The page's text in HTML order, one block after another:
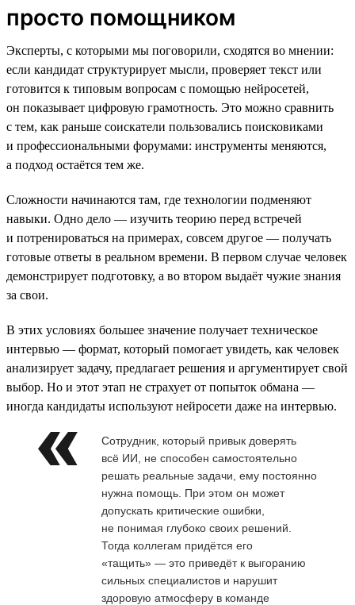
просто помощником
Эксперты, с которыми мы поговорили, сходятся во мнении:
если кандидат структурирует мысли, проверяет текст или
готовится к типовым вопросам с помощью нейросетей,
он показывает цифровую грамотность. Это можно сравнить
с тем, как раньше соискатели пользовались поисковиками
и профессиональными форумами: инструменты меняются,
а подход остаётся тем же.
Сложности начинаются там, где технологии подменяют
навыки. Одно дело — изучить теорию перед встречей
и потренироваться на примерах, совсем другое — получать
готовые ответы в реальном времени. В первом случае человек
демонстрирует подготовку, а во втором выдаёт чужие знания
за свои.
В этих условиях большее значение получает техническое
интервью — формат, который помогает увидеть, как человек
анализирует задачу, предлагает решения и аргументирует свой
выбор. Но и этот этап не страхует от попыток обмана —
иногда кандидаты используют нейросети даже на интервью.
Сотрудник, который привык доверять
всё ИИ, не способен самостоятельно
решать реальные задачи, ему постоянно
нужна помощь. При этом он может
допускать критические ошибки,
не понимая глубоко своих решений.
Тогда коллегам придётся его
«тащить» — это приведёт к выгоранию
сильных специалистов и нарушит
здоровую атмосферу в команде